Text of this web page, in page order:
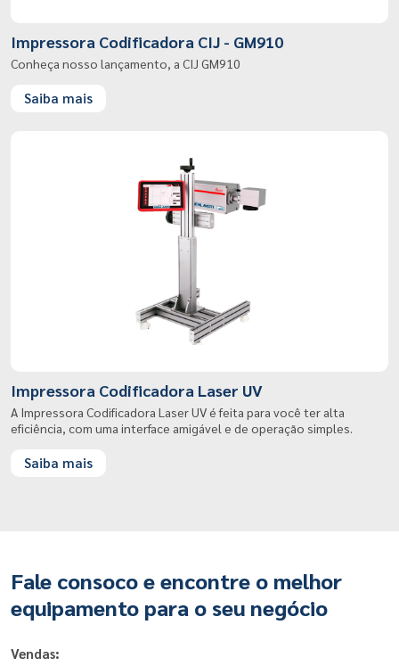
Impressora Codificadora CIJ - GM910
Conheça nosso lançamento, a CIJ GM910
Saiba mais
Impressora Codificadora Laser UV
A Impressora Codificadora Laser UV é feita para você ter alta
eficiência, com uma interface amigável e de operação simples.
Saiba mais
Fale consoco e encontre o melhor
equipamento para o seu negócio
Vendas: